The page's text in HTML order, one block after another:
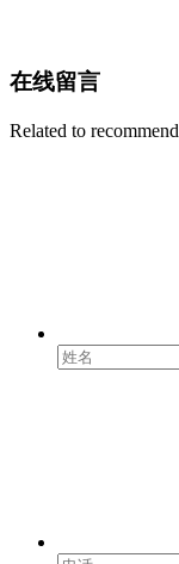
在线留言
Related to recommend